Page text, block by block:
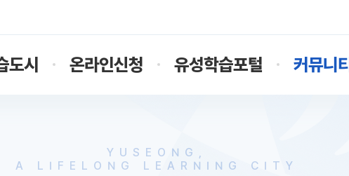
도시 온라인신청 유성학습포털 커뮤니티
YUSEONG,
A LIFELONG LEARNING CITY